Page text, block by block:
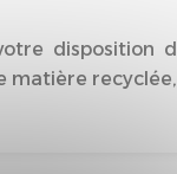
disposition